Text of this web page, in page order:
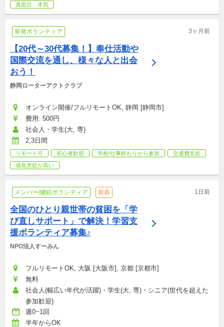
真面目・本気
単発ボランティア 3ヶ月前
【20代～30代募集！】奉仕活動や
国際交流を通し、様々な人と出会
おう！
静岡ローターアクトクラブ
オンライン開催/フルリモートOK, 静岡 [静岡市]
費用: 500円
社会人・学生(大, 専)
2,3日間
リモート可 初心者歓迎 学校/仕事終わりから参加
交通費支給
成長意欲が高い
メンバー/継続ボランティア 新着 1日前
全国のひとり親世帯の貧困を「学
び直しサポート」で解決！学習支
援ボランティア募集♪
NPO法人すーみん
フルリモートOK, 大阪 [大阪市], 京都 [京都市]
無料
社会人(幅広い年代が活躍)・学生(大, 専)・シニア(世代を超えた
参加歓迎)
週0~1回
半年からOK